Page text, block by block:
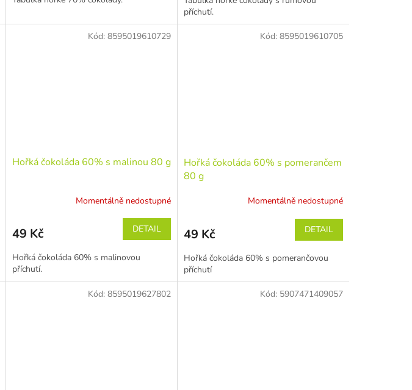
příchutí.
Hořká čokoláda 60% s malinou 80 g
Momentálně nedostupné
49 Kč DETAIL
Hořká čokoláda 60% s malinovou
příchutí.
Kód: 8595019610729
Hořká čokoláda 60% s pomerančem
80 g
Momentálně nedostupné
49 Kč DETAIL
Hořká čokoláda 60% s pomerančovou
příchutí
Kód: 8595019610705
Kód: 8595019627802 Kód: 5907471409057